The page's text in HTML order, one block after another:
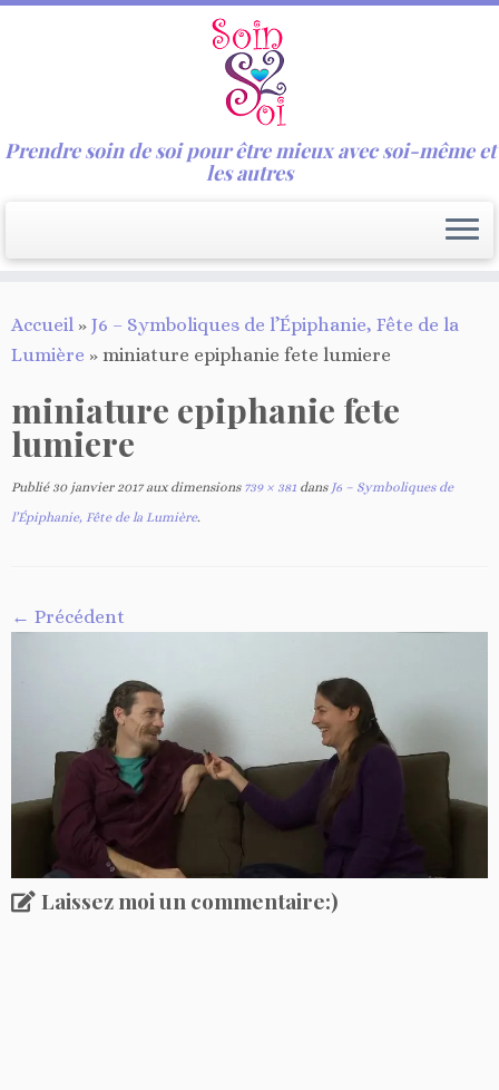
au
contenu
Prendre soin de soi pour être mieux avec soi-même et
les autres
Accueil » J6 – Symboliques de l’Épiphanie, Fête de la
Lumière » miniature epiphanie fete lumiere
miniature epiphanie fete
lumiere
Publié 30 janvier 2017aux dimensions739 × 381 dansJ6 – Symboliques de
l’Épiphanie, Fête de la Lumière.
← Précédent
Laissez moi un commentaire:)